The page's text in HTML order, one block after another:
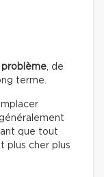
, de
terme.
que tout
plus cher plus